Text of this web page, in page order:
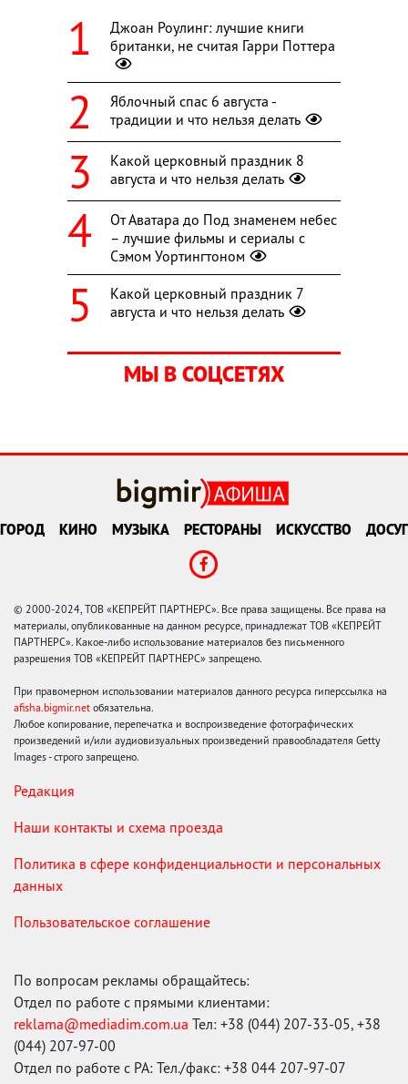
Джоан Роулинг: лучшие книги
британки, не считая Гарри Поттера
Яблочный спас 6 августа -
традиции и что нельзя делать
Какой церковный праздник 8
августа и что нельзя делать
От Аватара до Под знаменем небес
– лучшие фильмы и сериалы с
Сэмом Уортингтоном
Какой церковный праздник 7
августа и что нельзя делать
МЫ В СОЦСЕТЯХ
ГОРОД КИНО МУЗЫКА РЕСТОРАНЫ ИСКУССТВО ДОСУГ
© 2000-2024, ТОВ «КЕПРЕЙТ ПАРТНЕРС». Все права защищены. Все права на
материалы, опубликованные на данном ресурсе, принадлежат ТОВ «КЕПРЕЙТ
ПАРТНЕРС». Какое-либо использование материалов без письменного
разрешения ТОВ «КЕПРЕЙТ ПАРТНЕРС» запрещено.
При правомерном использовании материалов данного ресурса гиперссылка на
afisha.bigmir.net обязательна.
Любое копирование, перепечатка и воспроизведение фотографических
произведений и/или аудиовизуальных произведений правообладателя Getty
Images - строго запрещено.
Редакция
Наши контакты и схема проезда
Политика в сфере конфиденциальности и персональных
данных
Пользовательское соглашение
По вопросам рекламы обращайтесь:
Отдел по работе с прямыми клиентами:
reklama@mediadim.com.ua Тел: +38 (044) 207-33-05, +38
(044) 207-97-00
Отдел по работе с РА: Тел./факс: +38 044 207-97-07